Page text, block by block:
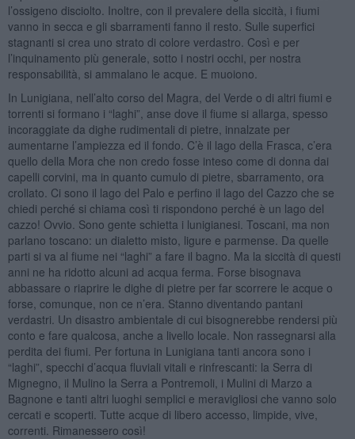
l’ossigeno disciolto. Inoltre, con il prevalere della siccità, i fiumi
vanno in secca e gli sbarramenti fanno il resto. Sulle superfici
stagnanti si crea uno strato di colore verdastro. Così e per
l’inquinamento più generale, sotto i nostri occhi, per nostra
responsabilità, si ammalano le acque. E muoiono.
In Lunigiana, nell’alto corso del Magra, del Verde o di altri fiumi e
torrenti si formano i “laghi”, anse dove il fiume si allarga, spesso
incoraggiate da dighe rudimentali di pietre, innalzate per
aumentarne l’ampiezza ed il fondo. C’è il lago della Frasca, c’era
quello della Mora che non credo fosse inteso come di donna dai
capelli corvini, ma in quanto cumulo di pietre, sbarramento, ora
crollato. Ci sono il lago del Palo e perfino il lago del Cazzo che se
chiedi perché si chiama così ti rispondono perché è un lago del
cazzo! Ovvio. Sono gente schietta i lunigianesi. Toscani, ma non
parlano toscano: un dialetto misto, ligure e parmense. Da quelle
parti si va al fiume nei “laghi” a fare il bagno. Ma la siccità di questi
anni ne ha ridotto alcuni ad acqua ferma. Forse bisognava
abbassare o riaprire le dighe di pietre per far scorrere le acque o
forse, comunque, non ce n’era. Stanno diventando pantani
verdastri. Un disastro ambientale di cui bisognerebbe rendersi più
conto e fare qualcosa, anche a livello locale. Non rassegnarsi alla
perdita dei fiumi. Per fortuna in Lunigiana tanti ancora sono i
“laghi”, specchi d’acqua fluviali vitali e rinfrescanti: la Serra di
Mignegno, il Mulino la Serra a Pontremoli, i Mulini di Marzo a
Bagnone e tanti altri luoghi semplici e meravigliosi che vanno solo
cercati e scoperti. Tutte acque di libero accesso, limpide, vive,
correnti. Rimanessero così!